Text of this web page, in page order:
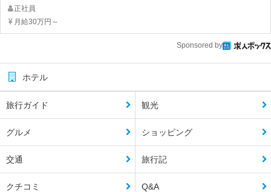
正社員
月給30万円～
Sponsored by
ホテル
旅行ガイド 観光
グルメ ショッピング
交通 旅行記
クチコミ Q&A